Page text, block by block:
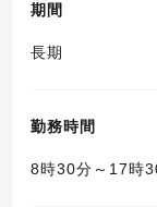
期間
長期
勤務時間
8時30分～17時